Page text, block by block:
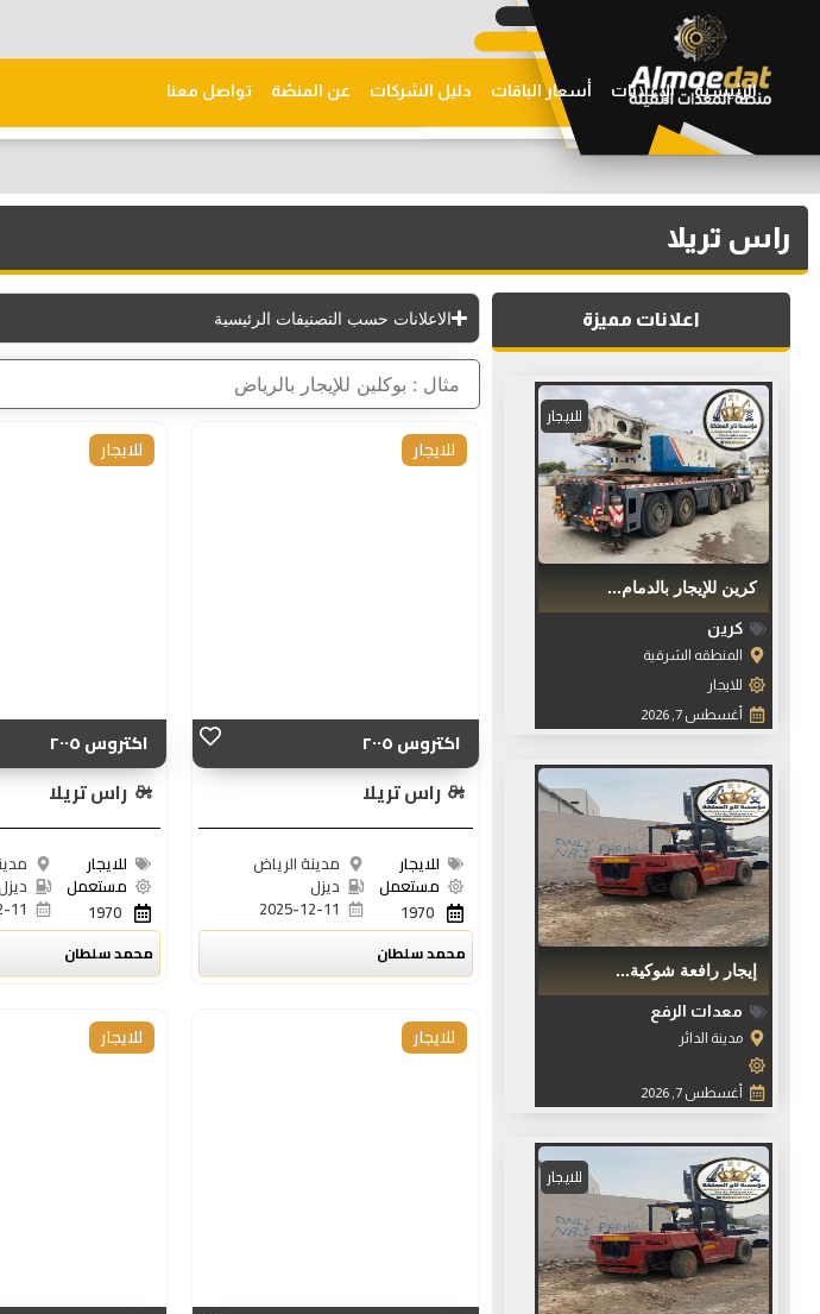
الرئيسية الإعلانات أسعار الباقات دليل الشركات عن المنصّة تواصل معنا
راس تريلا
اعلانات مميزة
للايجار
كرين للإيجار بالدمام...
كرين
المنطقه الشرقية
للايجار
أغسطس 7, 2026
إيجار رافعة شوكية...
معدات الرفع
مدينة الدائر
أغسطس 7, 2026
للايجار
الاعلانات حسب التصنيفات الرئيسية
للايجار
اكتروس ٢٠٠٥
راس تريلا
للايجار
مستعمل
1970
مدينة الرياض
ديزل
2025-12-11
محمد سلطان
للايجار
اكتروس ٢٠٠٥
راس تريلا
للايجار
مستعمل
1970
11
محمد سلطان
للايجار للايجار